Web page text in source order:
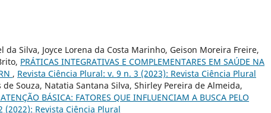
Silva, Joyce Lorena da Costa Marinho, Geison Moreira Freire,
PRÁTICAS INTEGRATIVAS E COMPLEMENTARES EM SAÚDE NA
, Revista Ciência Plural: v. 9 n. 3 (2023): Revista Ciência Plural
Souza, Natatia Santana Silva, Shirley Pereira de Almeida,
BÁSICA: FATORES QUE INFLUENCIAM A BUSCA PELO
(2022): Revista Ciência Plural